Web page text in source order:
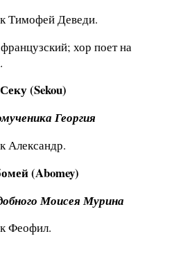
Тимофей Деведи.
хор поет на
(Sekou)
Георгия
Александр.
(Abomey)
Моисея Мурина
Феофил.